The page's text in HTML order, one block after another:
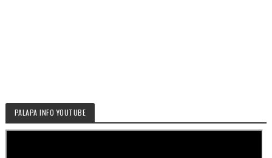
PALAPA INFO YOUTUBE